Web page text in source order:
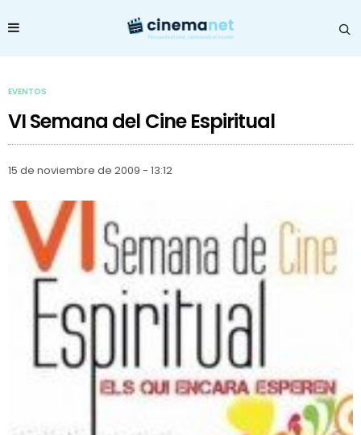
EVENTOS
VI Semana del Cine Espiritual
15 de noviembre de 2009 - 13:12